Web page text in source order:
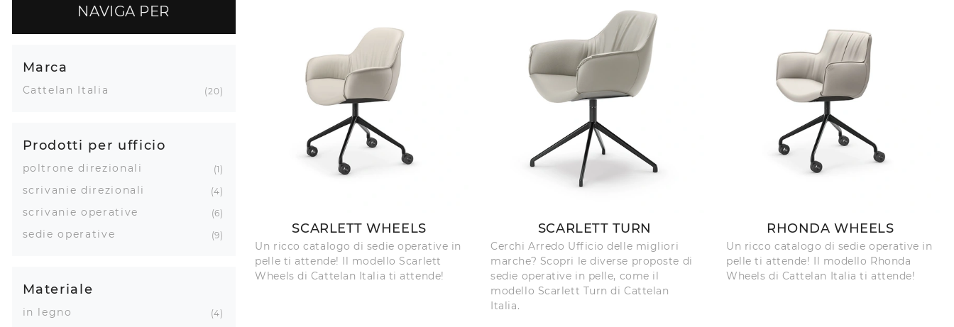
NAVIGA PER
Marca
Cattelan Italia 20
Prodotti per ufficio
poltrone direzionali 1
scrivanie direzionali 4
scrivanie operative 6
sedie operative 9
Materiale
in legno 4
SCARLETT WHEELS
Un ricco catalogo di sedie operative in
pelle ti attende! Il modello Scarlett
Wheels di Cattelan Italia ti attende!
SCARLETT TURN
Cerchi Arredo Ufficio delle migliori
marche? Scopri le diverse proposte di
sedie operative in pelle, come il
modello Scarlett Turn di Cattelan
Italia.
RHONDA WHEELS
Un ricco catalogo di sedie operative in
pelle ti attende! Il modello Rhonda
Wheels di Cattelan Italia ti attende!